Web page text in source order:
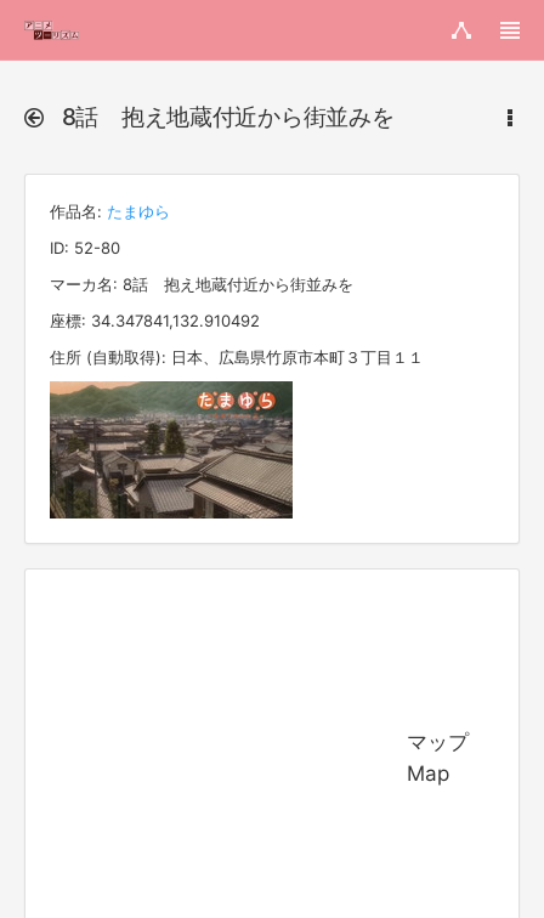
8話 抱え地蔵付近から街並みを
作品名: たまゆら
ID: 52-80
マーカ名: 8話 抱え地蔵付近から街並みを
座標: 34.347841,132.910492
住所 (自動取得): 日本、広島県竹原市本町３丁目１１
マップ
Map